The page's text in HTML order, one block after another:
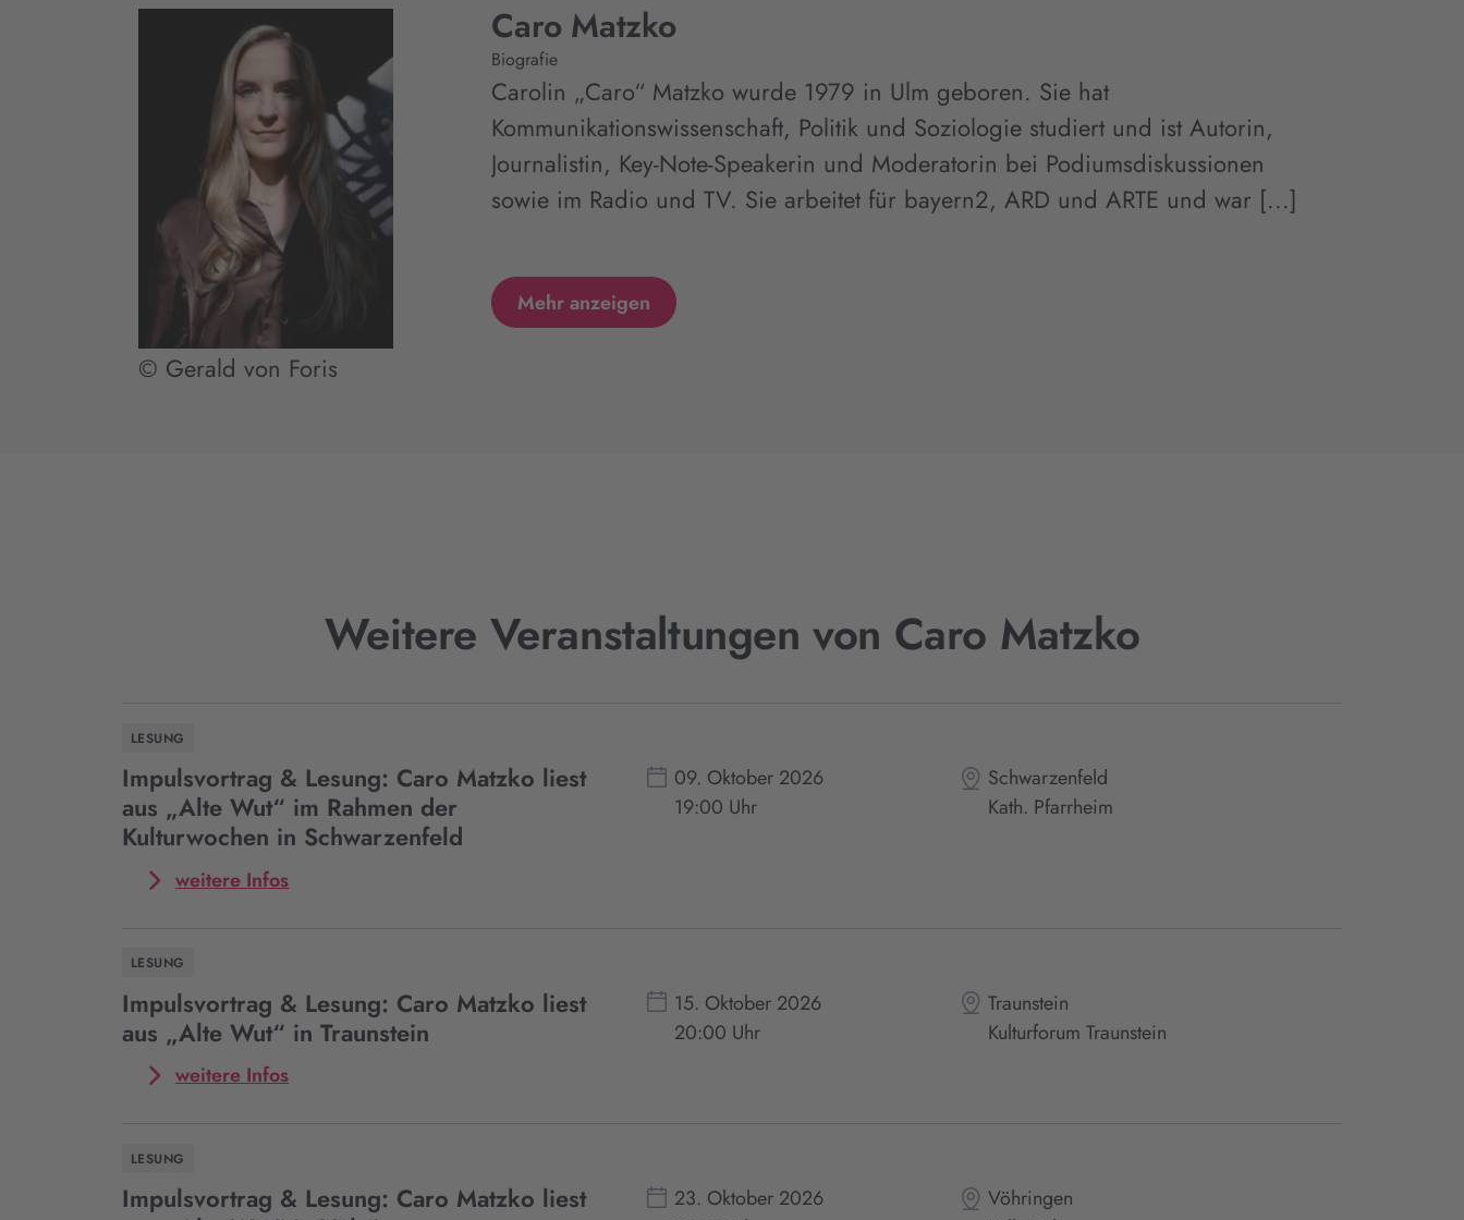
© Gerald von Foris
Caro Matzko
Biografie
Carolin „Caro“ Matzko wurde 1979 in Ulm geboren. Sie hat
Kommunikationswissenschaft, Politik und Soziologie studiert und ist Autorin,
Journalistin, Key-Note-Speakerin und Moderatorin bei Podiumsdiskussionen
sowie im Radio und TV. Sie arbeitet für bayern2, ARD und ARTE und war [...]
Mehr anzeigen
Weitere Veranstaltungen von Caro Matzko
LESUNG
Impulsvortrag & Lesung: Caro Matzko liest
aus „Alte Wut“ im Rahmen der
Kulturwochen in Schwarzenfeld
09. Oktober 2026
19:00 Uhr
Schwarzenfeld
Kath. Pfarrheim
weitere InfosMehr
Lesung:
Caro
Matzko
Rahmen
LESUNG
Impulsvortrag & Lesung: Caro Matzko liest
aus „Alte Wut“ in Traunstein
15. Oktober 2026
20:00 Uhr
Traunstein
Kulturforum Traunstein
weitere InfosMehr
Lesung:
LESUNG
Impulsvortrag & Lesung: Caro Matzko liest
23. Oktober 2026
Vöhringen